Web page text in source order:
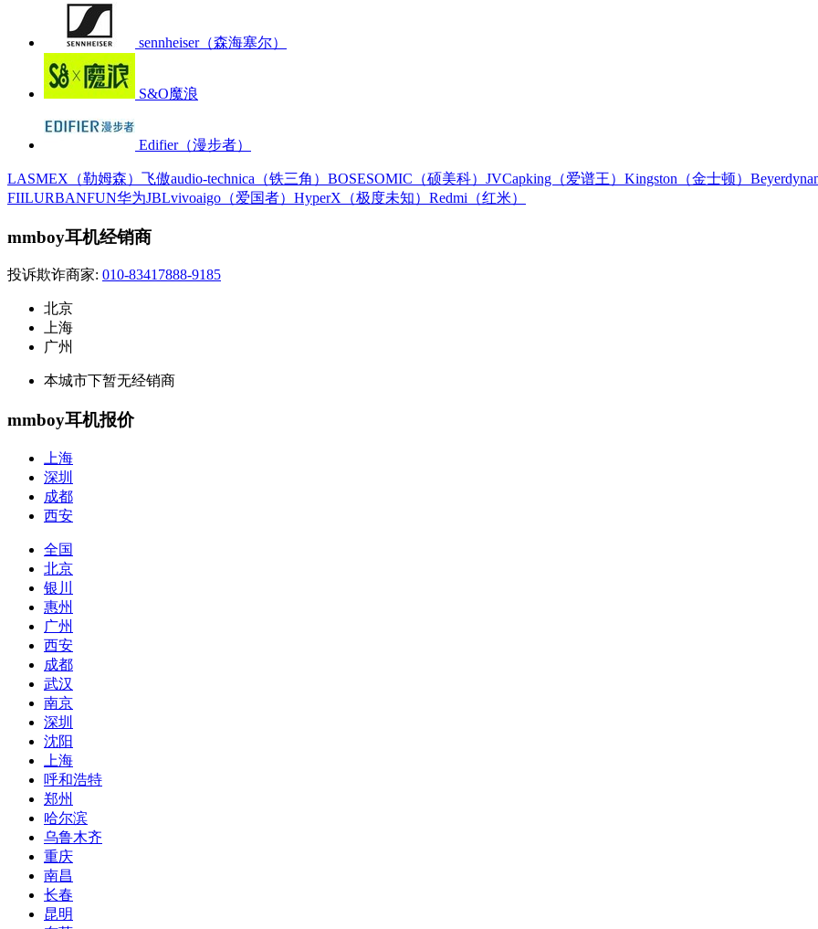
sennheiser（森海塞尔）
S&O魔浪
Edifier（漫步者）
LASMEX（勒姆森） 飞傲audio-technica（铁三角） BOSESOMIC（硕美科） JVCapking（爱谱王） Kingston（金士顿）
FIILURBANFUN华为JBLvivoaigo（爱国者） HyperX（极度未知） Redmi（红米）
mmboy耳机经销商
投诉欺诈商家: 010-83417888-9185
北京
上海
广州
本城市下暂无经销商
mmboy耳机报价
上海
深圳
成都
西安
全国
北京
银川
惠州
广州
西安
成都
武汉
南京
深圳
沈阳
上海
呼和浩特
郑州
哈尔滨
乌鲁木齐
重庆
南昌
长春
昆明